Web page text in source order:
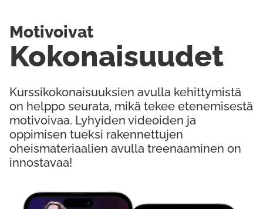
Kurssikokonaisuuksien avulla kehittymistä
on helppo seurata, mikä tekee etenemisestä
motivoivaa. Lyhyiden videoiden ja
oppimisen tueksi rakennettujen
oheismateriaalien avulla treenaaminen on
innostavaa!
Kokonaisuudet
Motivoivat